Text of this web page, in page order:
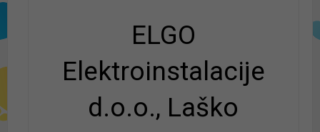
ELGO
Elektroinstalacije
d.o.o., Laško